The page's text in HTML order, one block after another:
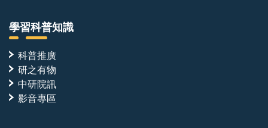
學習科普知識
科普推廣
研之有物
中研院訊
影音專區